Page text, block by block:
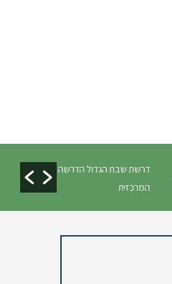
דרשת שבת הגדול הדרשה
המרכזית